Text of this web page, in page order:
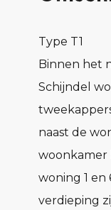
Type T1
Binnen het
Schijndel
naast de
woonkamer
woning 1 en
verdieping